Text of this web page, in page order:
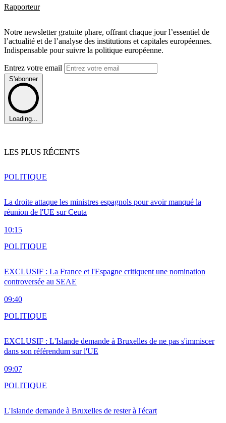
Rapporteur
Notre newsletter gratuite phare, offrant chaque jour l’essentiel de
l’actualité et de l’analyse des institutions et capitales européennes.
Indispensable pour suivre la politique européenne.
Entrez votre email
S'abonner
Loading...
LES PLUS RÉCENTS
La droite attaque les ministres espagnols pour avoir manqué la
réunion de l'UE sur Ceuta
10:15
POLITIQUE
EXCLUSIF : La France et l'Espagne critiquent une nomination
controversée au SEAE
09:40
POLITIQUE
EXCLUSIF : L'Islande demande à Bruxelles de ne pas s'immiscer
dans son référendum sur l'UE
09:07
POLITIQUE
L'Islande demande à Bruxelles de rester à l'écart
POLITIQUE